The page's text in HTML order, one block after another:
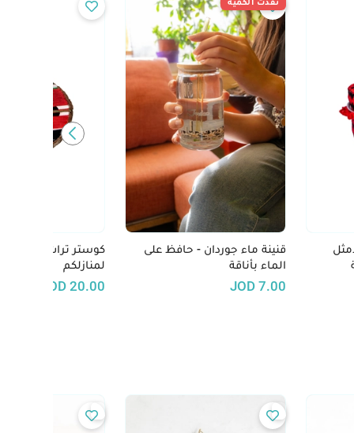
قنينة ماء جوردان - حافظ على
الماء بأناقة
7.00
JOD
كوستر تراث: لمسة
لمنازلكم
20.00
JOD